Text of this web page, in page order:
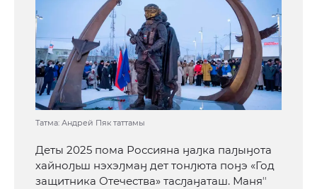
Татма: Андрей Пяк таттамы
Деты 2025 пома Россияна ӈаԓка паԓыӈота
хайноԓьш нэхэԓмаӈ дет тонԓюта поӈэ «Год
защитника Отечества» тасԓаӈаташ. Маняʼʼ